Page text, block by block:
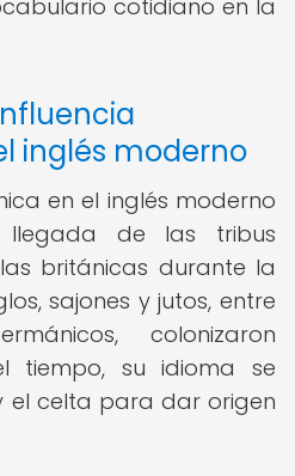
cotidiano en la
inglés moderno
en el inglés moderno
de las tribus
británicas durante la
sajones y jutos, entre
colonizaron
tiempo, su idioma se
el celta para dar origen